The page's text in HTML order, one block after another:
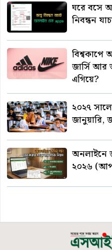
ঘরে বসে
নিবন্ধন
বিশ্বকাপে
জার্সি আর
এগিয়ে?
২০২৭
জানুয়ারি,
অনলাইনে
২০২৬